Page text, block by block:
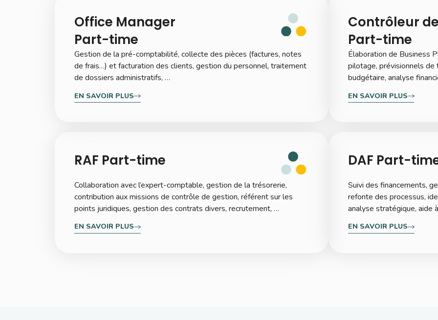
Office Manager
Part-time
Gestion de la pré-comptabilité, collecte des pièces (factures, notes
de frais…) et facturation des clients, gestion du personnel, traitement
de dossiers administratifs, …
EN SAVOIR PLUS
Contrôleur
Part-time
Élaboration de Business
pilotage, prévisionnels
budgétaire, analyse
EN SAVOIR PLUS
RAF Part-time
Collaboration avec l’expert-comptable, gestion de la trésorerie,
contribution aux missions de contrôle de gestion, référent sur les
points juridiques, gestion des contrats divers, recrutement, …
EN SAVOIR PLUS
DAF Part-
Suivi des financements,
refonte des processus,
analyse stratégique, aide
EN SAVOIR PLUS